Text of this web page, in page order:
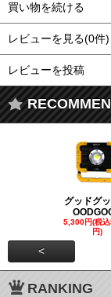
買い物を続ける
レビューを見る(0件)
レビューを投稿
グッドグ
5,300円(税
円)
<
RANKING